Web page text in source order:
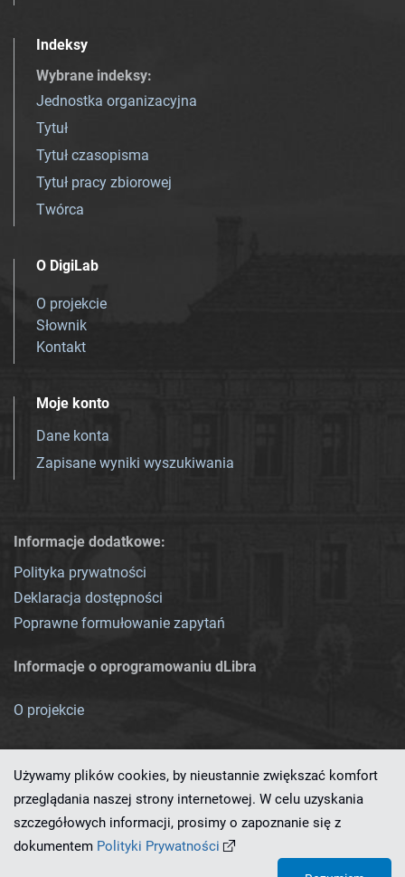
Indeksy
Wybrane indeksy:
Jednostka organizacyjna
Tytuł
Tytuł czasopisma
Tytuł pracy zbiorowej
Twórca
O DigiLab
O projekcie
Słownik
Kontakt
Moje konto
Dane konta
Zapisane wyniki wyszukiwania
Informacje dodatkowe:
Polityka prywatności
Deklaracja dostępności
Poprawne formułowanie zapytań
Informacje o oprogramowaniu dLibra
O projekcie
Ten serwis działa dzięki oprogramowaniu
Używamy plików cookies, by nieustannie zwiększać komfort
przeglądania naszej strony internetowej. W celu uzyskania
szczegółowych informacji, prosimy o zapoznanie się z
dokumentem Polityki Prywatności